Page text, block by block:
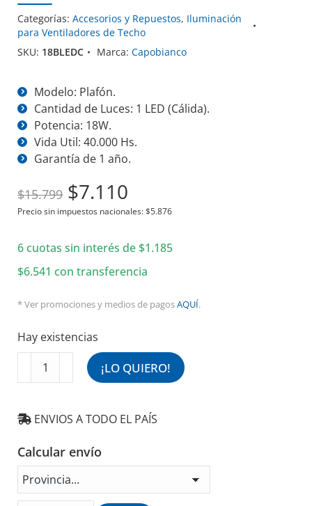
Categorías: Accesorios y Repuestos, Iluminación
para Ventiladores de Techo
SKU: 18BLEDC Marca: Capobianco
Modelo: Plafón.
Cantidad de Luces: 1 LED (Cálida).
Potencia: 18W.
Vida Util: 40.000 Hs.
Garantía de 1 año.
$15.799 El
precio
era:
$15.799.
$7.110
precio
es:
$7.110.
Precio sin impuestos nacionales:$5.876
6 cuotas sin interés de $1.185
$6.541 con transferencia
* Ver promociones y medios de pagosAQUÍ.
Hay existencias
Plafón
Watts
Blanco
Luz
Cálida
18BLEDC
cantidad
¡LO QUIERO!
ENVIOS A TODO EL PAÍS
Calcular envío